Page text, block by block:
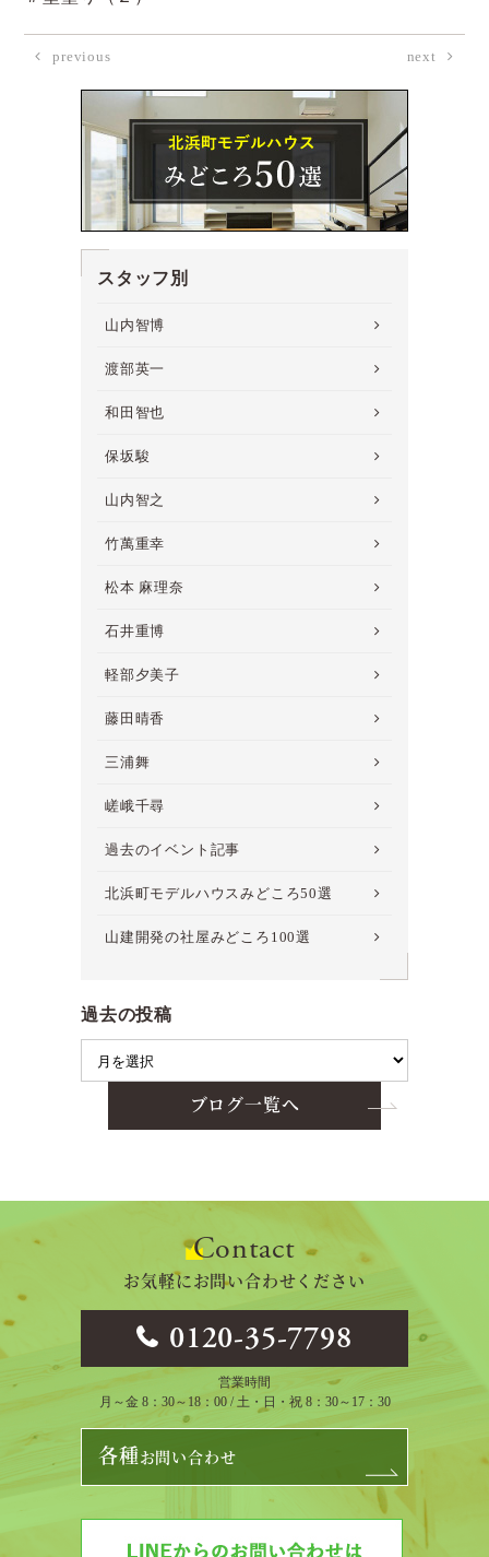
previous next
スタッフ別
山内智博
渡部英一
和田智也
保坂駿
山内智之
竹萬重幸
松本 麻理奈
石井重博
軽部夕美子
藤田晴香
三浦舞
嵯峨千尋
過去のイベント記事
北浜町モデルハウスみどころ50選
山建開発の社屋みどころ100選
過去の投稿
ブログ一覧へ
Contact
お気軽にお問い合わせください
0120-35-7798
営業時間
月～金 8：30～18：00 / 土・日・祝 8：30～17：30
各種お問い合わせ